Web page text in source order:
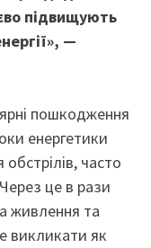
підвищують
—
пошкодження
енергетики
часто
це в рази
живлення та
викликати як